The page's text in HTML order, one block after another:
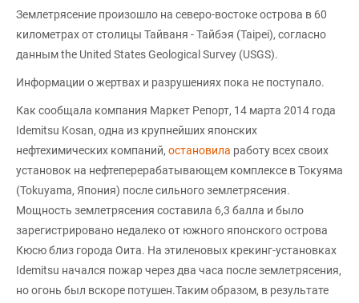
Землетрясение произошло на северо-востоке острова в 60
километрах от столицы Тайваня - Тайбэя (Taipei), согласно
данным the United States Geological Survey (USGS).
Информации о жертвах и разрушениях пока не поступало.
Как сообщала компания Маркет Репорт, 14 марта 2014 года
Idemitsu Kosan, одна из крупнейших японских
нефтехимических компаний, остановила работу всех своих
установок на нефтеперерабатывающем комплексе в Токуяма
(Tokuyama, Япония) после сильного землетрясения.
Мощность землетрясения составила 6,3 балла и было
зарегистрировано недалеко от южного японского острова
Кюсю близ города Оита. На этиленовых крекинг-установках
Idemitsu начался пожар через два часа после землетрясения,
но огонь был вскоре потушен.Таким образом, в результате